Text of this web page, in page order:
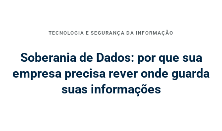
TECNOLOGIA E SEGURANÇA DA INFORMAÇÃO
Soberania de Dados: por que sua
empresa precisa rever onde guarda
suas informações